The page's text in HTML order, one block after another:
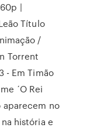
|
Título
/
Torrent
- Em Timão
´O Rei
aparecem no
história e